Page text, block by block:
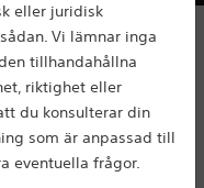
eller juridisk
Vi lämnar inga
tillhandahållna
riktighet eller
du konsulterar din
som är anpassad till
eventuella frågor.
tvingats sluta
Yrkeskarriärer
kan beröva
gör dig till den